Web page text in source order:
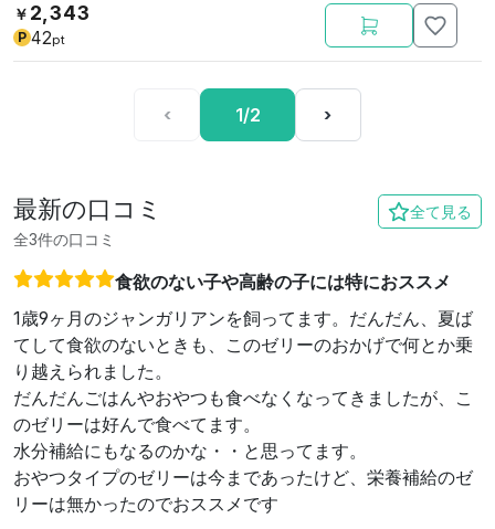
￥ 2,343
P 42pt
‹ 1/2 ›
最新の口コミ
全3件の口コミ
全て見る
食欲のない子や高齢の子には特におススメ
1歳9ヶ月のジャンガリアンを飼ってます。だんだん、夏ば
てして食欲のないときも、このゼリーのおかげで何とか乗
り越えられました。
だんだんごはんやおやつも食べなくなってきましたが、こ
のゼリーは好んで食べてます。
水分補給にもなるのかな・・と思ってます。
おやつタイプのゼリーは今まであったけど、栄養補給のゼ
リーは無かったのでおススメです